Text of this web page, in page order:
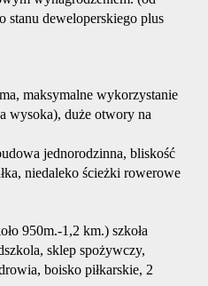
stanu deweloperskiego plus
maksymalne wykorzystanie
wysoka), duże otwory na
jednorodzinna, bliskość
niedaleko ścieżki rowerowe
950m.-1,2 km.) szkoła
sklep spożywczy,
boisko piłkarskie, 2